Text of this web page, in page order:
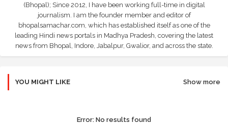
(Bhopal); Since 2012, I have been working full-time in digital
journalism. I am the founder member and editor of
bhopalsamachar.com, which has established itself as one of the
leading Hindi news portals in Madhya Pradesh, covering the latest
news from Bhopal, Indore, Jabalpur, Gwalior, and across the state.
YOU MIGHT LIKE Show more
Error: No results found